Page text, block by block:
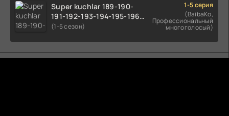
Super kuchlar 189-190-
191-192-193-194-195-196-
197-198-199-200 Qism
tarjima seryal
(1-5 сезон)
1-5 серия
(BaibaKo,
Профессиональный
многоголосый)